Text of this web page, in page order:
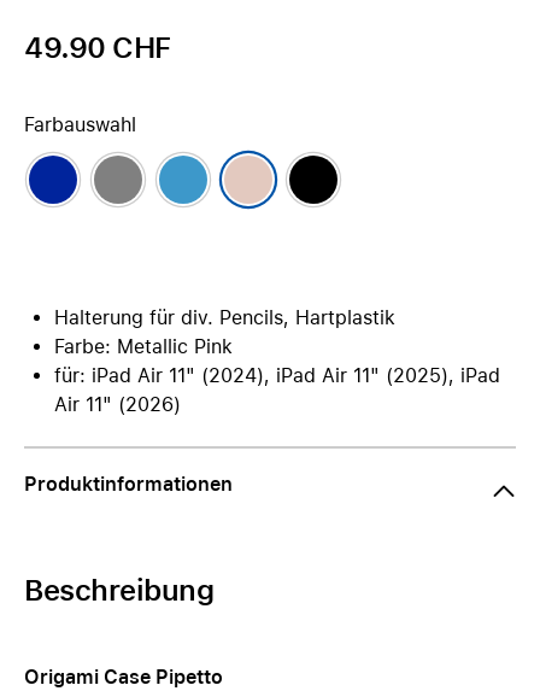
49.90 CHF
Farbauswahl
Halterung für div. Pencils, Hartplastik
Farbe: Metallic Pink
für: iPad Air 11" (2024), iPad Air 11" (2025), iPad
Air 11" (2026)
Produktinformationen
Beschreibung
Origami Case Pipetto